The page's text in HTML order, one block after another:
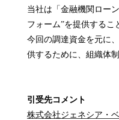
当社は「金融機関ロー
フォーム”を提供するこ
今回の調達資金を元に
供するために、組織体
引受先コメント
株式会社ジェネシア・